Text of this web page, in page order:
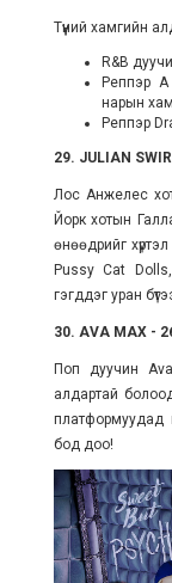
Түүний хамгийн
R&B
Реппэр
нарын
Реппэр
29. JULIAN
Лос Анжелес
Йорк хотын
өнөөдрийг
Pussy Cat
гэгддэг уран
30. AVA MAX -
Поп дуучин
алдартай
платформуудад
бод доо!